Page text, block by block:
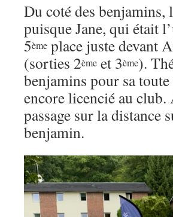
Du coté des benjamins,
puisque Jane, qui était
5ème place juste devant
(sorties 2ème et 3ème).
benjamins pour sa
encore licencié au
passage sur la distance
benjamin.